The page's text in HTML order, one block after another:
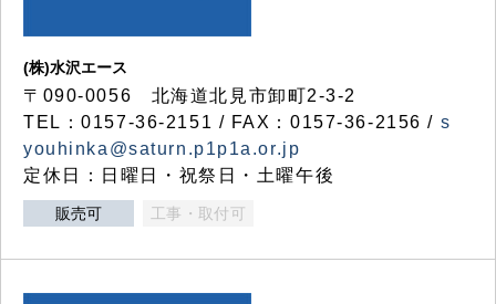
(株)水沢エース
〒090-0056 北海道北見市卸町2-3-2
TEL：0157-36-2151 / FAX：0157-36-2156 / s
youhinka@saturn.p1p1a.or.jp
定休日：日曜日・祝祭日・土曜午後
販売可 工事・取付可